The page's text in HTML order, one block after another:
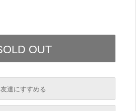
友達にすすめる
必須